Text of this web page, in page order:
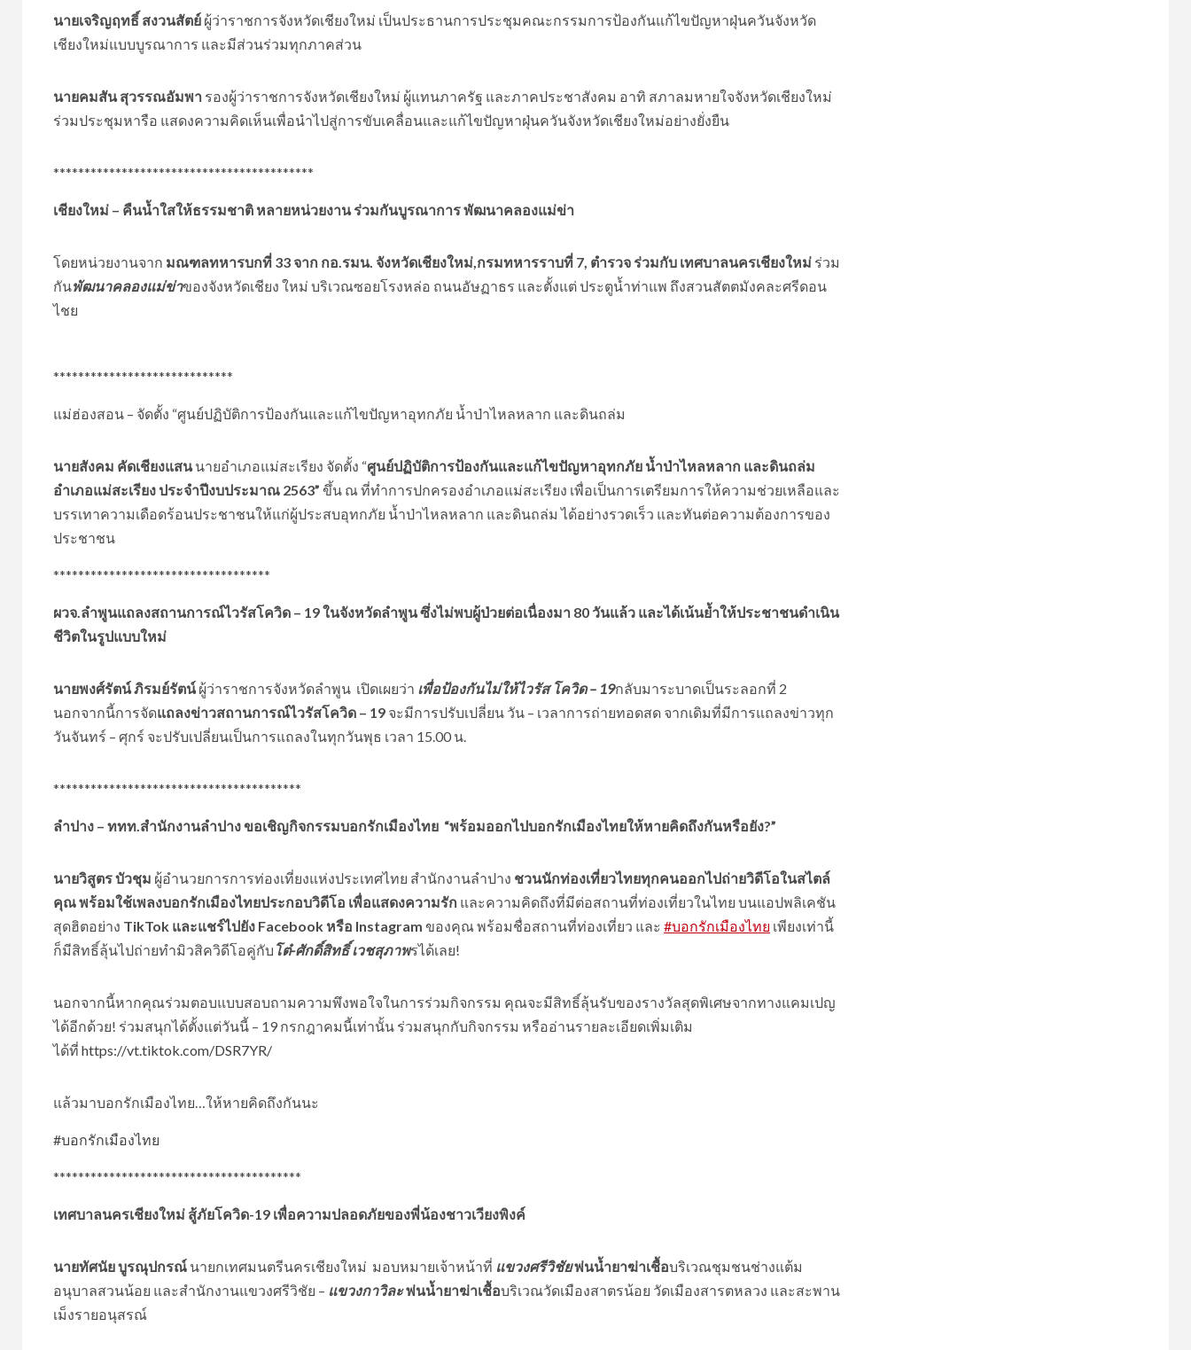
นายเจริญฤทธิ์ สงวนสัตย์ ผู้ว่าราชการจังหวัดเชียงใหม่ เป็นประธานการประชุมคณะกรรมการป้องกันแก้ไขปัญหาฝุ่นควันจังหวัด
เชียงใหม่แบบบูรณาการ และมีส่วนร่วมทุกภาคส่วน
นายคมสัน สุวรรณอัมพา รองผู้ว่าราชการจังหวัดเชียงใหม่ ผู้แทนภาครัฐ และภาคประชาสังคม อาทิ สภาลมหายใจจังหวัดเชียงใหม่
ร่วมประชุมหารือ แสดงความคิดเห็นเพื่อนำไปสู่การขับเคลื่อนและแก้ไขปัญหาฝุ่นควันจังหวัดเชียงใหม่อย่างยั่งยืน
******************************************
เชียงใหม่ – คืนน้ำใสให้ธรรมชาติ หลายหน่วยงาน ร่วมกันบูรณาการ พัฒนาคลองแม่ข่า
โดยหน่วยงานจาก มณฑลทหารบกที่ 33 จาก กอ.รมน. จังหวัดเชียงใหม่,กรมทหารราบที่ 7, ตำรวจ ร่วมกับ เทศบาลนครเชียงใหม่ ร่วม
กันพัฒนาคลองแม่ข่าของจังหวัดเชียง ใหม่ บริเวณซอยโรงหล่อ ถนนอัษฏาธร และตั้งแต่ ประตูน้ำท่าแพ ถึงสวนสัตตมังคละศรีดอน
ไชย
*****************************
แม่ฮ่องสอน – จัดตั้ง “ศูนย์ปฏิบัติการป้องกันและแก้ไขปัญหาอุทกภัย น้ำป่าไหลหลาก และดินถล่ม
นายสังคม คัดเชียงแสนนายอำเภอแม่สะเรียง จัดตั้ง “ศูนย์ปฏิบัติการป้องกันและแก้ไขปัญหาอุทกภัย น้ำป่าไหลหลาก และดินถล่ม
อำเภอแม่สะเรียง ประจำปีงบประมาณ 2563” ขึ้น ณ ที่ทำการปกครองอำเภอแม่สะเรียง เพื่อเป็นการเตรียมการให้ความช่วยเหลือและ
บรรเทาความเดือดร้อนประชาชนให้แก่ผู้ประสบอุทกภัย น้ำป่าไหลหลาก และดินถล่ม ได้อย่างรวดเร็ว และทันต่อความต้องการของ
ประชาชน
***********************************
ผวจ.ลำพูนแถลงสถานการณ์ไวรัสโควิด – 19 ในจังหวัดลำพูน ซึ่งไม่พบผู้ป่วยต่อเนื่องมา 80 วันแล้ว และได้เน้นย้ำให้ประชาชนดำเนิน
ชีวิตในรูปแบบใหม่
นายพงศ์รัตน์ ภิรมย์รัตน์ผู้ว่าราชการจังหวัดลำพูน เปิดเผยว่า เพื่อป้องกันไม่ให้ไวรัส โควิด – 19กลับมาระบาดเป็นระลอกที่ 2
นอกจากนี้การจัดแถลงข่าวสถานการณ์ไวรัสโควิด – 19 จะมีการปรับเปลี่ยน วัน – เวลาการถ่ายทอดสด จากเดิมที่มีการแถลงข่าวทุก
วันจันทร์ – ศุกร์ จะปรับเปลี่ยนเป็นการแถลงในทุกวันพุธ เวลา 15.00 น.
****************************************
ลำปาง – ททท.สำนักงานลำปาง ขอเชิญกิจกรรมบอกรักเมืองไทย “พร้อมออกไปบอกรักเมืองไทยให้หายคิดถึงกันหรือยัง?”
นายวิสูตร บัวชุม ผู้อำนวยการการท่องเที่ยงแห่งประเทศไทย สำนักงานลำปาง ชวนนักท่องเที่ยวไทยทุกคนออกไปถ่ายวิดีโอในสไตล์
คุณ พร้อมใช้เพลงบอกรักเมืองไทยประกอบวิดีโอ เพื่อแสดงความรัก และความคิดถึงที่มีต่อสถานที่ท่องเที่ยวในไทย บนแอปพลิเคชัน
สุดฮิตอย่าง TikTok และแชร์ไปยัง Facebook หรือ Instagram ของคุณ พร้อมชื่อสถานที่ท่องเที่ยว และ #บอกรักเมืองไทย เพียงเท่านี้
ก็มีสิทธิ์ลุ้นไปถ่ายทำมิวสิควิดีโอคู่กับ โต๋-ศักดิ์สิทธิ์ เวชสุภาพรได้เลย!
นอกจากนี้หากคุณร่วมตอบแบบสอบถามความพึงพอใจในการร่วมกิจกรรม คุณจะมีสิทธิ์ลุ้นรับของรางวัลสุดพิเศษจากทางแคมเปญ
ได้อีกด้วย! ร่วมสนุกได้ตั้งแต่วันนี้ – 19 กรกฎาคมนี้เท่านั้น ร่วมสนุกกับกิจกรรม หรืออ่านรายละเอียดเพิ่มเติม
ได้ที่ https://vt.tiktok.com/DSR7YR/
แล้วมาบอกรักเมืองไทย…ให้หายคิดถึงกันนะ
#บอกรักเมืองไทย
****************************************
เทศบาลนครเชียงใหม่ สู้ภัยโควิด-19 เพื่อความปลอดภัยของพี่น้องชาวเวียงพิงค์
นายทัศนัย บูรณุปกรณ์ นายกเทศมนตรีนครเชียงใหม่ มอบหมายเจ้าหน้าที่ แขวงศรีวิชัยพ่นน้ำยาฆ่าเชื้อบริเวณชุมชนช่างแต้ม
อนุบาลสวนน้อย และสำนักงานแขวงศรีวิชัย – แขวงกาวิละพ่นน้ำยาฆ่าเชื้อบริเวณวัดเมืองสาตรน้อย วัดเมืองสารตหลวง และสะพาน
เม็งรายอนุสรณ์